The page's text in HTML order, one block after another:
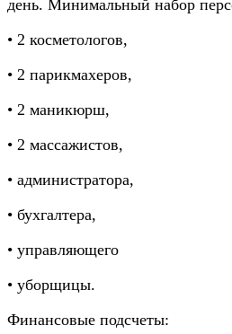
день. Минимальный набор
• 2 косметологов,
• 2 парикмахеров,
• 2 маникюрш,
• 2 массажистов,
• администратора,
• бухгалтера,
• управляющего
• уборщицы.
Финансовые подсчеты: